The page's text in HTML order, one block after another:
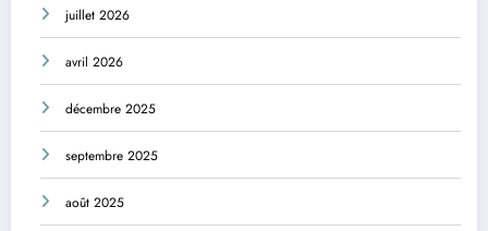
juillet 2026
avril 2026
décembre 2025
septembre 2025
août 2025